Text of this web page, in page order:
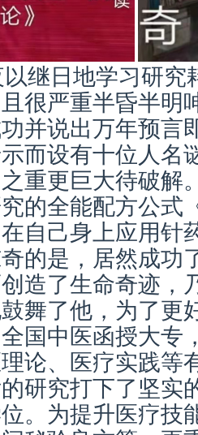
继日地学习研究
很严重半昏半明
并说出万年预言
而设有十位人名
重更巨大待破解
的全能配方公式
自己身上应用针
的是，居然成功
造了生命奇迹，
舞了他，为了更
国中医函授大专
论、医疗实践等
研究打下了坚实
。为提升医疗技